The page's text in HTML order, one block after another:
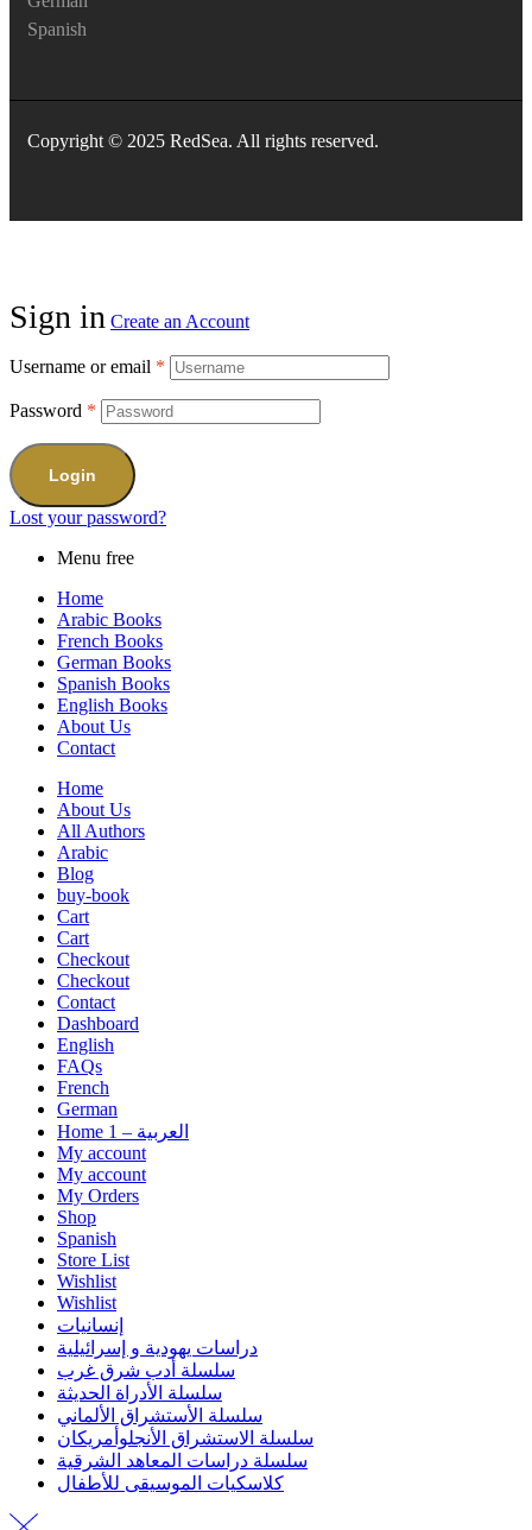
Spanish
Copyright © 2025 RedSea. All rights reserved.
Sign in Create an Account
Username or email *
Password *
Login
Lost your password?
Menu free
Home
Arabic Books
French Books
German Books
Spanish Books
English Books
About Us
Contact
Home
About Us
All Authors
Arabic
Blog
buy-book
Cart
Cart
Checkout
Checkout
Contact
Dashboard
English
FAQs
French
German
Home 1 – العربية
My account
My account
My Orders
Shop
Spanish
Store List
Wishlist
Wishlist
إنسانيات
دراسات يهودية و إسرائيلية
سلسلة أدب شرق غرب
سلسلة الأدراة الحديثة
سلسلة الأستشراق الألماني
سلسلة الاستشراق الأنجلوأمريكان
سلسلة دراسات المعاهد الشرقية
كلاسكيات الموسيقى للأطفال